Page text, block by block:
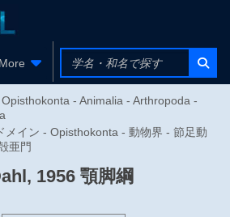
More
- Animalia - Arthropoda -
メイン - Opisthokonta - 動物界 - 節足動
亜門
1956 顎脚綱